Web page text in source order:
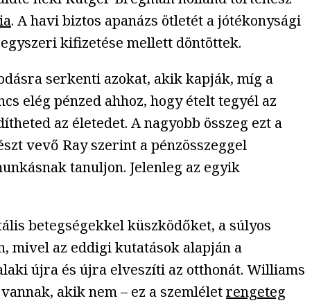
. A havi biztos apanázs ötletét a jótékonysági
kifizetése mellett döntöttek.
serkenti azokat, akik kapják, míg a
elég pénzed ahhoz, hogy ételt tegyél az
az életedet. A nagyobb összeg ezt a
vevő Ray szerint a pénzösszeggel
tanuljon. Jelenleg az egyik
betegségekkel küszködőket, a súlyos
mivel az eddigi kutatások alapján a
újra és újra elveszíti az otthonát. Williams
akik nem – ez a szemléletrengeteg